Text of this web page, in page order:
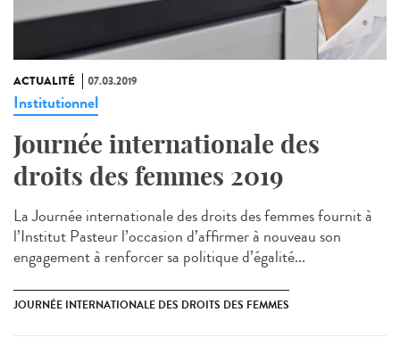
ACTUALITÉ 07.03.2019
Institutionnel
Journée internationale des
droits des femmes 2019
La Journée internationale des droits des femmes fournit à
l’Institut Pasteur l’occasion d’affirmer à nouveau son
engagement à renforcer sa politique d’égalité...
JOURNÉE INTERNATIONALE DES DROITS DES FEMMES